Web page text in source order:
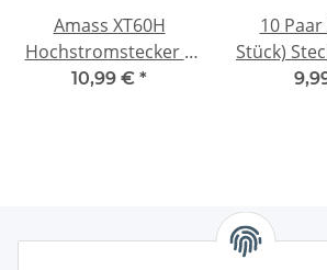
Amass XT60H
Hochstromstecker |
10 Paar | 30A |
10,99 € *
10 Paar
Stück)
(male/